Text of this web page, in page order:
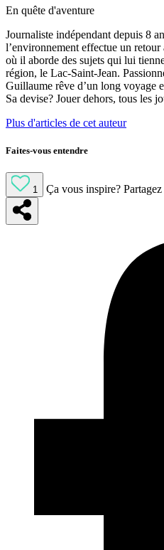
En quête d'aventure
Journaliste indépendant depuis 8
l’environnement effectue un
où il aborde des sujets qui lui
région, le Lac-Saint-Jean.
Guillaume rêve d’un long voyage
Sa devise? Jouer dehors, tous les
Plus d'articles de cet auteur
Faites-vous entendre
1 Ça vous inspire?